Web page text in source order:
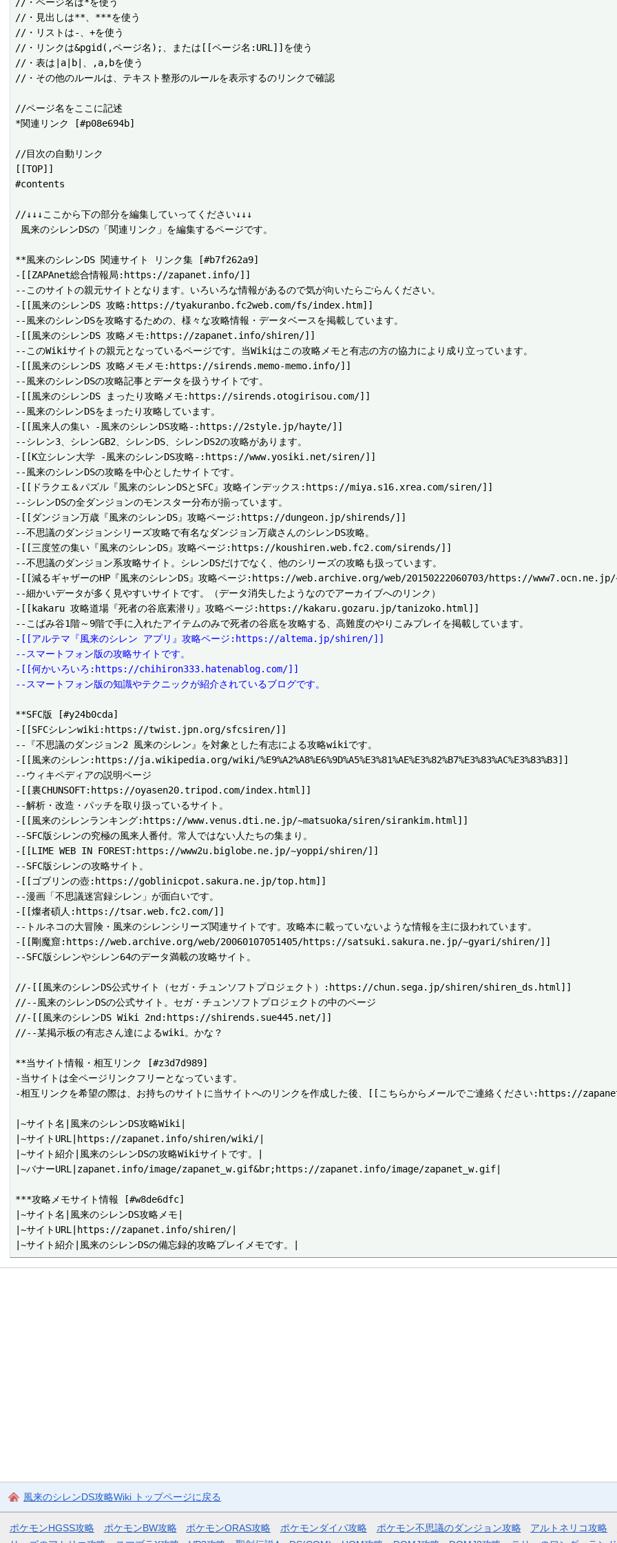
//・見出しは**、***を使う
//・リストは-、+を使う
//・リンクは&pgid(,ページ名);、または[[ページ名:URL]]を使う
//・表は|a|b|、,a,bを使う
//・その他のルールは、テキスト整形のルールを表示するのリンクで確認
//ページ名をここに記述
*関連リンク [#p08e694b]
//目次の自動リンク
[[TOP]]
#contents
//↓↓↓ここから下の部分を編集していってください↓↓↓
**風来のシレンDS 関連サイト リンク集 [#b7f262a9]
-[[ZAPAnet総合情報局:https://zapanet.info/]]
--このサイトの親元サイトとなります。いろいろな情報があるので気が向いたらごらんください。
-[[風来のシレンDS 攻略:https://tyakuranbo.fc2web.com/fs/index.htm]]
--風来のシレンDSを攻略するための、様々な攻略情報・データベースを掲載しています。
-[[風来のシレンDS 攻略メモ:https://zapanet.info/shiren/]]
--このWikiサイトの親元となっているページです。当Wikiはこの攻略メモと有志の方の協力により成り立っています。
-[[風来のシレンDS 攻略メモメモ:https://sirends.memo-memo.info/]]
--風来のシレンDSの攻略記事とデータを扱うサイトです。
-[[風来のシレンDS まったり攻略メモ:https://sirends.otogirisou.com/]]
--風来のシレンDSをまったり攻略しています。
-[[風来人の集い -風来のシレンDS攻略-:https://2style.jp/hayte/]]
--シレン3、シレンGB2、シレンDS、シレンDS2の攻略があります。
-[[K立シレン大学 -風来のシレンDS攻略-:https://www.yosiki.net/siren/]]
--風来のシレンDSの攻略を中心としたサイトです。
-[[ドラクエ＆パズル『風来のシレンDSとSFC』攻略インデックス:https://miya.s16.xrea.com/siren/]]
--シレンDSの全ダンジョンのモンスター分布が揃っています。
-[[ダンジョン万歳『風来のシレンDS』攻略ページ:https://dungeon.jp/shirends/]]
--不思議のダンジョンシリーズ攻略で有名なダンジョン万歳さんのシレンDS攻略。
-[[三度笠の集い『風来のシレンDS』攻略ページ:https://koushiren.web.fc2.com/sirends/]]
--不思議のダンジョン系攻略サイト。シレンDSだけでなく、他のシリーズの攻略も扱っています。
-[[減るギャザーのHP『風来のシレンDS』攻略ページ:https://web.archive.org/web/20150222060703/https://
--細かいデータが多く見やすいサイトです。（データ消失したようなのでアーカイブへのリンク）
-[[kakaru 攻略道場『死者の谷底素潜り』攻略ページ:https://kakaru.gozaru.jp/tanizoko.html]]
-[[アルテマ『風来のシレン アプリ』攻略ページ:https://altema.jp/shiren/]]
--スマートフォン版の攻略サイトです。
-[[何かいろいろ:https://chihiron333.hatenablog.com/]]
--スマートフォン版の知識やテクニックが紹介されているブログです。
**SFC版 [#y24b0cda]
-[[SFCシレンwiki:https://twist.jpn.org/sfcsiren/]]
--『不思議のダンジョン2 風来のシレン』を対象とした有志による攻略wikiです。
-[[風来のシレン:https://ja.wikipedia.org/wiki/%E9%A2%A8%E6%9D%A5%E3%81%AE%E3%82%B7%E3%83%AC%E3%83%B3]]
--ウィキペディアの説明ページ
-[[裏CHUNSOFT:https://oyasen20.tripod.com/index.html]]
--解析・改造・パッチを取り扱っているサイト。
-[[風来のシレンランキング:https://www.venus.dti.ne.jp/~matsuoka/siren/sirankim.html]]
--SFC版シレンの究極の風来人番付。常人ではない人たちの集まり。
-[[LIME WEB IN FOREST:https://www2u.biglobe.ne.jp/~yoppi/shiren/]]
--SFC版シレンの攻略サイト。
-[[ゴブリンの壺:https://goblinicpot.sakura.ne.jp/top.htm]]
--漫画「不思議迷宮録シレン」が面白いです。
-[[燦者碩人:https://tsar.web.fc2.com/]]
--トルネコの大冒険・風来のシレンシリーズ関連サイトです。攻略本に載っていないような情報を主に扱われています。
-[[剛魔窟:https://web.archive.org/web/20060107051405/https://satsuki.sakura.ne.jp/~gyari/shiren/]]
--SFC版シレンやシレン64のデータ満載の攻略サイト。
//-[[風来のシレンDS公式サイト（セガ・チュンソフトプロジェクト）:https://chun.sega.jp/shiren/shiren_ds.html]]
//--風来のシレンDSの公式サイト。セガ・チュンソフトプロジェクトの中のページ
//-[[風来のシレンDS Wiki 2nd:https://shirends.sue445.net/]]
//--某掲示板の有志さん達によるwiki。かな？
**当サイト情報・相互リンク [#z3d7d989]
-当サイトは全ページリンクフリーとなっています。
-相互リンクを希望の際は、お持ちのサイトに当サイトへのリンクを作成した後、[[こちらからメールでご連絡ください:https://
|~サイト名|風来のシレンDS攻略Wiki|
|~サイトURL|https://zapanet.info/shiren/wiki/|
|~サイト紹介|風来のシレンDSの攻略Wikiサイトです。|
|~バナーURL|zapanet.info/image/zapanet_w.gif&br;https://zapanet.info/image/zapanet_w.gif|
***攻略メモサイト情報 [#w8de6dfc]
|~サイト名|風来のシレンDS攻略メモ|
|~サイトURL|https://zapanet.info/shiren/|
風来のシレンDS攻略Wiki トップページに戻る
ポケモンHGSS攻略 ポケモンBW攻略 ポケモンORAS攻略 ポケモンダイパ攻略 ポケモン不思議のダンジョン攻略 アルトネリコ攻略